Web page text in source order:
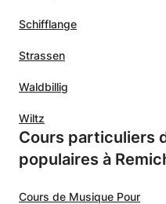
Schifflange
Strassen
Waldbillig
Wiltz
Cours particuliers
populaires à
Cours de Musique Pour